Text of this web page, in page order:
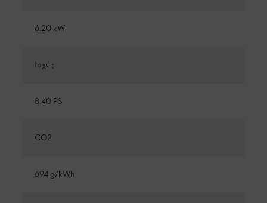
6.20 kW
Ισχύς
8.40 PS
CO2
694 g/kWh